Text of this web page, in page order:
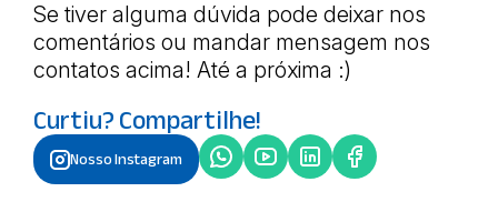
Se tiver alguma dúvida pode deixar nos
comentários ou mandar mensagem nos
contatos acima! Até a próxima :)
Curtiu? Compartilhe!
Nosso Instagram